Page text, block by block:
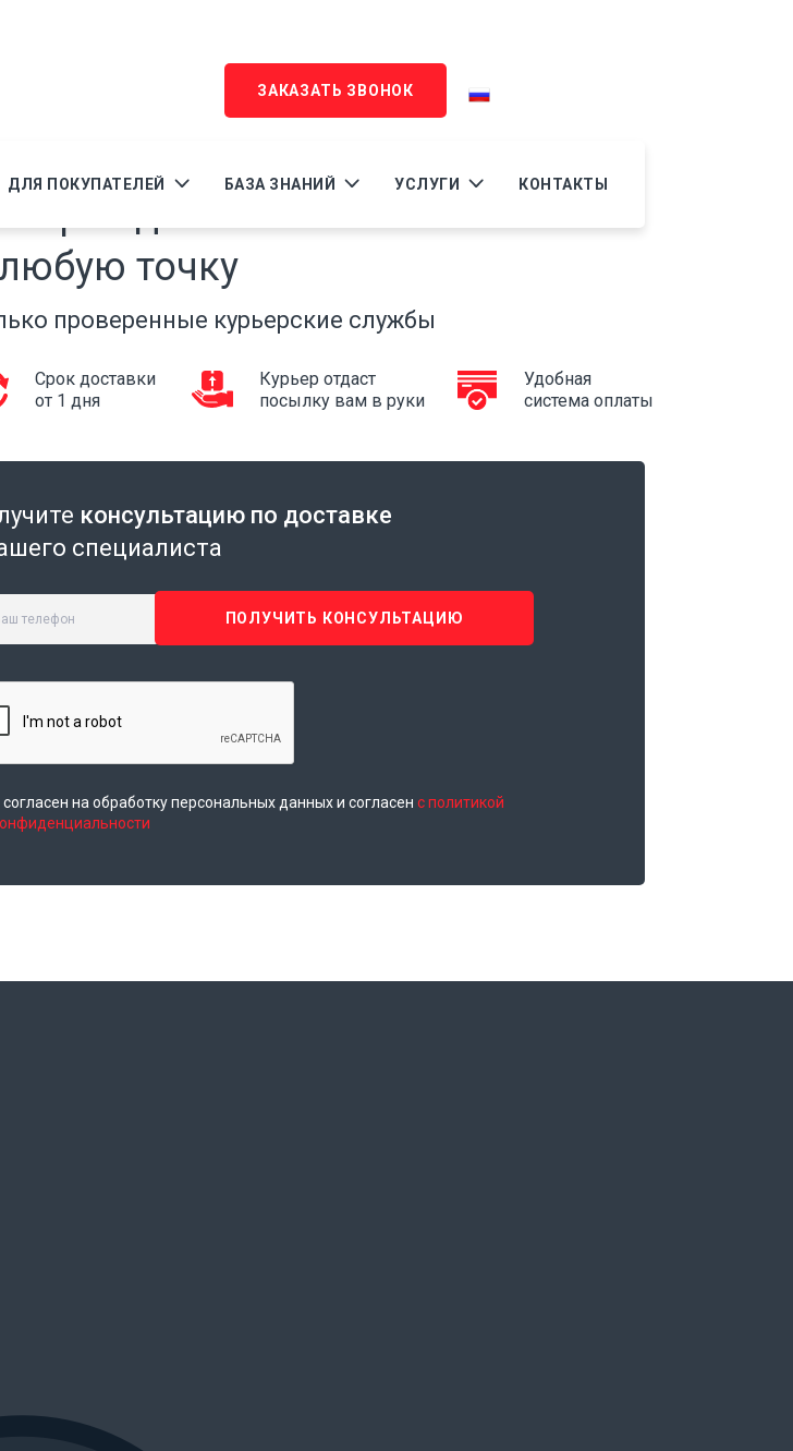
ЗАКАЗАТЬ ЗВОНОК
ДЛЯ ПОКУПАТЕЛЕЙ БАЗА ЗНАНИЙ УСЛУГИ КОНТАКТЫ
точку
проверенные курьерские службы
Срок доставки
от 1 дня
Курьер отдаст
посылку вам в руки
Удобная
система оплаты
консультацию по доставке
специалиста
ПОЛУЧИТЬ КОНСУЛЬТАЦИЮ
согласен на обработку персональных данных и согласен с политикой